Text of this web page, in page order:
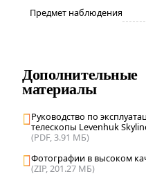
Предмет наблюдения
Дополнительные
материалы
Руководство по
телескопы Levenhuk
(PDF, 3.91 МБ)
Фотографии в высоком
(ZIP, 201.27 МБ)